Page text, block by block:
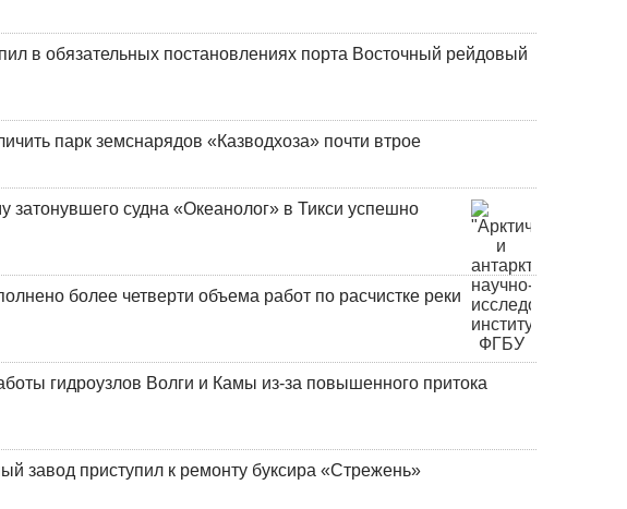
в обязательных постановлениях порта Восточный рейдовый
парк земснарядов «Казводхоза» почти втрое
судна «Океанолог» в Тикси успешно
более четверти объема работ по расчистке реки
гидроузлов Волги и Камы из-за повышенного притока
завод приступил к ремонту буксира «Стрежень»